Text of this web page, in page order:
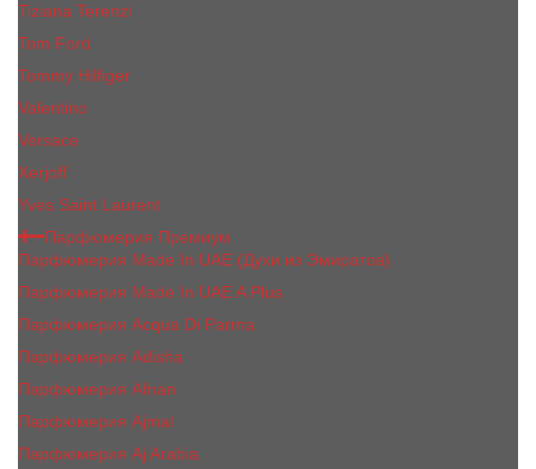
Tiziana Terenzi
Tom Ford
Tommy Hilfiger
Valentino
Versace
Xerjoff
Yves Saint Laurent
Парфюмерия Премиум
Парфюмерия Made In UAE (Духи из Эмиратов)
Парфюмерия Made In UAE A Plus
Парфюмерия Acqua Di Parma
Парфюмерия Adisha
Парфюмерия Afnan
Парфюмерия Ajmal
Парфюмерия Aj Arabia